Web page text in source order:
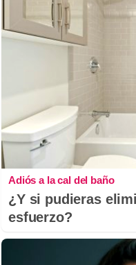
Adiós a la cal del baño
¿Y si pudieras
esfuerzo?